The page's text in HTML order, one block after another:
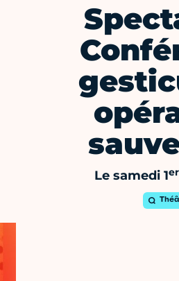
Le samedi 1er